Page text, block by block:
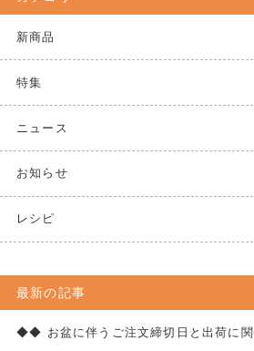
新商品
特集
ニュース
お知らせ
レシピ
最新の記事
◆◆ お盆に伴うご注文締切日と出荷に